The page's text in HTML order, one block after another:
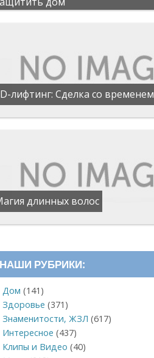
лифтинг: Сделка со временем
длинных волос
НАШИ РУБРИКИ:
Дом (141)
Здоровье (371)
Знаменитости, ЖЗЛ (617)
Интересное (437)
Клипы и Видео (40)